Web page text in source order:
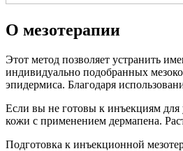
О мезотерапии
Этот метод позволяет устранить
индивидуально подобранных
эпидермиса. Благодаря
Если вы не готовы к инъекциям для
кожи с применением дермапена.
Подготовка к инъекционной